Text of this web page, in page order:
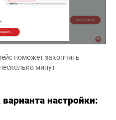
поможет закончить
минут
настройки: